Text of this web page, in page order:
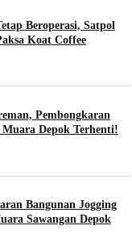
Beroperasi, Satpol
Koat Coffee
Pembongkaran
Depok Terhenti!
Bangunan Jogging
Sawangan Depok